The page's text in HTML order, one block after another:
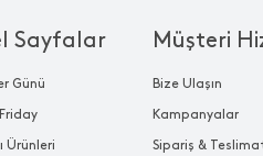
Sayfalar
Günü
Ürünleri
Müşteri
Bize Ulaşın
Kampanyalar
Sipariş &